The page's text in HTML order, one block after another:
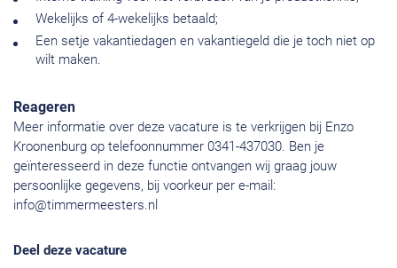
Wekelijks of 4-wekelijks betaald;
Een setje vakantiedagen en vakantiegeld die je toch niet op
wilt maken.
Reageren
Meer informatie over deze vacature is te verkrijgen bij Enzo
Kroonenburg op telefoonnummer 0341-437030. Ben je
geïnteresseerd in deze functie ontvangen wij graag jouw
persoonlijke gegevens, bij voorkeur per e-mail:
info@timmermeesters.nl
Deel deze vacature